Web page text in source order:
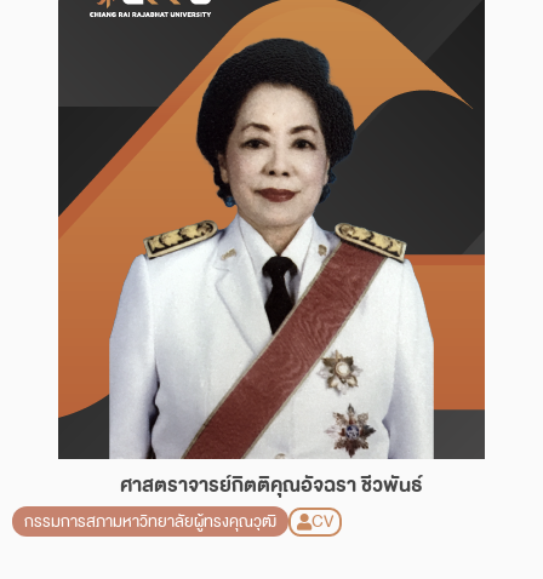
ศาสตราจารย์กิตติคุณอัจฉรา ชีวพันธ์
กรรมการสภามหาวิทยาลัยผู้ทรงคุณวุฒิ CV